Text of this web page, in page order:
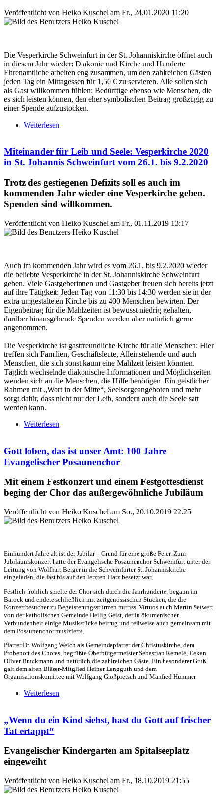
Veröffentlicht von Heiko Kuschel am Fr., 24.01.2020 11:20
Die Vesperkirche Schweinfurt in der St. Johanniskirche öffnet auch
in diesem Jahr wieder: Diakonie und Kirche und Hunderte
Ehrenamtliche arbeiten eng zusammen, um den zahlreichen Gästen
jeden Tag ein Mittagessen für 1,50 € zu servieren. Alle sollen sich
als Gast willkommen fühlen: Bedürftige ebenso wie Menschen, die
es sich leisten können, den eher symbolischen Beitrag großzügig zu
einer Spende aufzustocken.
Weiterlesen
Miteinander für Leib und Seele: Vesperkirche 2020
in St. Johannis Schweinfurt vom 26.1. bis 9.2.2020
Trotz des gestiegenen Defizits soll es auch im
kommenden Jahr wieder eine Vesperkirche geben.
Spenden sind willkommen.
Veröffentlicht von Heiko Kuschel am Fr., 01.11.2019 13:17
Auch im kommenden Jahr wird es vom 26.1. bis 9.2.2020 wieder
die beliebte Vesperkirche in der St. Johanniskirche Schweinfurt
geben. Viele Gastgeberinnen und Gastgeber freuen sich bereits jetzt
auf ihre Tätigkeit: Jeden Tag von 11:30 bis 14:30 werden sie in der
extra umgestalteten Kirche bis zu 400 Menschen bewirten. Der
Eigenbeitrag für die Mahlzeiten ist bewusst niedrig gehalten,
darüber hinausgehende Spenden werden aber natürlich gerne
angenommen.
Die Vesperkirche ist gastfreundliche Kirche für alle Menschen: Hier
treffen sich Familien, Geschäftsleute, Alleinstehende und auch
Menschen, die sich sonst kaum eine Mahlzeit leisten könnten.
Täglich wechselnde diakonische Informationen und Möglichkeiten
wenden sich an die Menschen, die Hilfe benötigen. Ein geistlicher
Rahmen mit „Wort in der Mitte“, Seelsorgeangeboten und mehr
sorgt dafür, dass nicht nur der Leib, sondern auch die Seele satt
werden kann.
Weiterlesen
Gott loben, das ist unser Amt: 100 Jahre
Evangelischer Posaunenchor
Mit einem Festkonzert und einem Festgottesdienst
beging der Chor das außergewöhnliche Jubiläum
Veröffentlicht von Heiko Kuschel am So., 20.10.2019 22:25
Einhundert Jahre alt ist der Jubilar – Grund für eine große Feier. Zum
Jubiläumskonzert hatte der Evangelische Posaunenchor Schweinfurt unter der
Leitung von Wolfhart Berger in die Schweinfurter St. Johanniskirche
eingeladen, die fast bis auf den letzten Platz besetzt war.
Festlich-fröhlich spielte der Chor sich durch die Jahrhunderte, begann im
Barock und endete schließlich mit zeitgenössischen Stücken, die die
Konzertbesucher zu Begeisterungsstürmen mitriss. Virtuos auch Martin Seiwert
von der katholischen Gemeinde Heilig Geist, der in ökumenischer
Verbundenheit einige Musikstücke beitrug und teilweise auch gemeinsam mit
dem Posaunenchor musizierte.
Pfarrer Dr. Wolfgang Weich als Gemeindepfarrer der Christuskirche, dem
Probenort des Chores, begrüßte Oberbürgermeister Sebastian Remelé, Dekan
Oliver Bruckmann und natürlich die zahlreichen Gäste. Ein besonderer Gruß
galt dem alten Bläser-Mitglied Heiner Langguth und dem
Organisationskomittee mit Wolfgang Großpietsch und Manfred Hümmer.
Weiterlesen
„Wenn du ein Kind siehst, hast du Gott auf frischer
Tat ertappt“
Evangelischer Kindergarten am Spitalseeplatz
eingeweiht
Veröffentlicht von Heiko Kuschel am Fr., 18.10.2019 21:55